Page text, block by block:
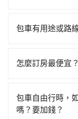
轉乘之平均每人
卻須額外耗費33
如人數更多，預
格還會更便宜划
達目的地後多久
車型，如Toyota
況，打開車門才
凹的車門仍未被
計算，價格約為
倍。雖然台北市
方便，反而能事
合你。
車、私家車或野
都無法監控或追
駕駛執照以及良
險。最好辨別叫
包車有用途或路
要是長途交通且
約叫車、機場接
跨縣市接送的需
怎麼訂房最便宜？
OTA (online
地區、價位、人
包車自由行時，
嗎？要加錢？